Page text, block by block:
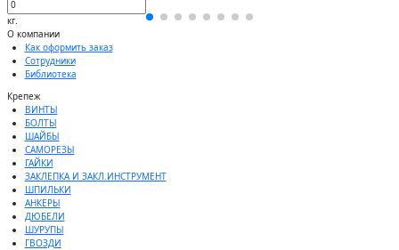
кг.
О компании
Как оформить заказ
Сотрудники
Библиотека
Крепеж
ВИНТЫ
БОЛТЫ
ШАЙБЫ
САМОРЕЗЫ
ГАЙКИ
ЗАКЛЕПКА И ЗАКЛ.ИНСТРУМЕНТ
ШПИЛЬКИ
АНКЕРЫ
ДЮБЕЛИ
ШУРУПЫ
ГВОЗДИ